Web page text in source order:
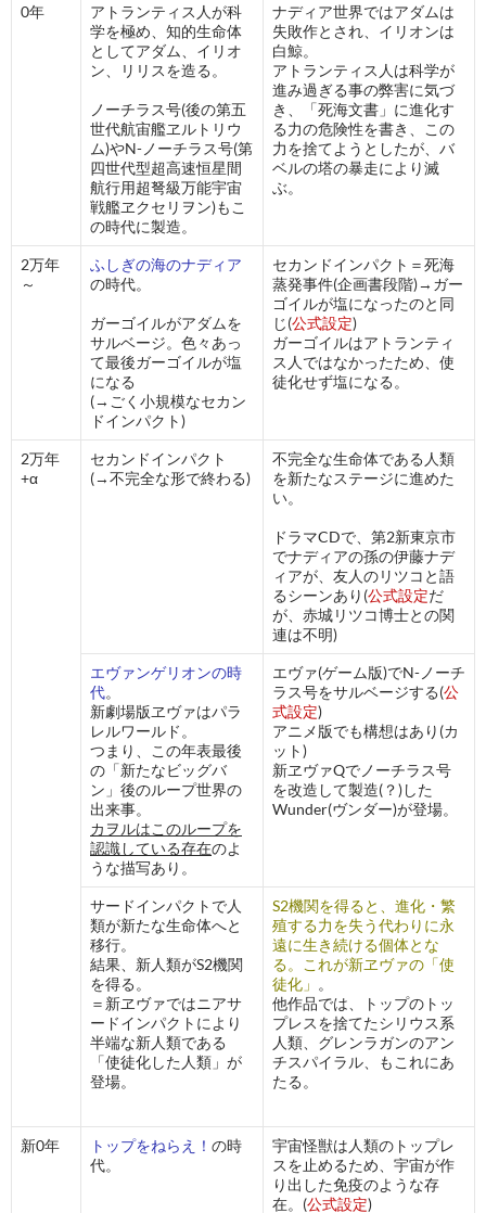
0年
アトランティス人が科
学を極め、知的生命体
としてアダム、イリオ
ン、リリスを造る。
ノーチラス号(後の第五
世代航宙艦ヱルトリウ
ム)やN-ノーチラス号(第
四世代型超高速恒星間
航行用超弩級万能宇宙
戦艦ヱクセリヲン)もこ
の時代に製造。
ナディア世界ではアダムは
失敗作とされ、イリオンは
白鯨。
アトランティス人は科学が
進み過ぎる事の弊害に気づ
き、「死海文書」に進化す
る力の危険性を書き、この
力を捨てようとしたが、バ
ベルの塔の暴走により滅
ぶ。
2万年
～
ふしぎの海のナディア
の時代。
ガーゴイルがアダムを
サルベージ。色々あっ
て最後ガーゴイルが塩
になる
(→ごく小規模なセカン
ドインパクト)
セカンドインパクト＝死海
蒸発事件(企画書段階)→ガー
ゴイルが塩になったのと同
じ(公式設定)
ガーゴイルはアトランティ
ス人ではなかったため、使
徒化せず塩になる。
2万年
+α
セカンドインパクト
(→不完全な形で終わる)
不完全な生命体である人類
を新たなステージに進めた
い。
ドラマCDで、第2新東京市
でナディアの孫の伊藤ナデ
ィアが、友人のリツコと語
るシーンあり(公式設定だ
が、赤城リツコ博士との関
連は不明)
エヴァンゲリオンの時
代。
新劇場版ヱヴァはパラ
レルワールド。
つまり、この年表最後
の「新たなビッグバ
ン」後のループ世界の
出来事。
カヲルはこのループを
認識している存在のよ
うな描写あり。
エヴァ(ゲーム版)でN-ノーチ
ラス号をサルベージする(公
式設定)
アニメ版でも構想はあり(カ
ット)
新ヱヴァQでノーチラス号
を改造して製造(？)した
Wunder(ヴンダー)が登場。
サードインパクトで人
類が新たな生命体へと
移行。
結果、新人類がS2機関
を得る。
＝新ヱヴァではニアサ
ードインパクトにより
半端な新人類である
「使徒化した人類」が
登場。
S2機関を得ると、進化・繁
殖する力を失う代わりに永
遠に生き続ける個体とな
る。これが新ヱヴァの「使
徒化」 。
他作品では、トップのトッ
プレスを捨てたシリウス系
人類、グレンラガンのアン
チスパイラル、もこれにあ
たる。
新0年 トップをねらえ！ の時
代。
宇宙怪獣は人類のトップレ
スを止めるため、宇宙が作
り出した免疫のような存
在。(公式設定)